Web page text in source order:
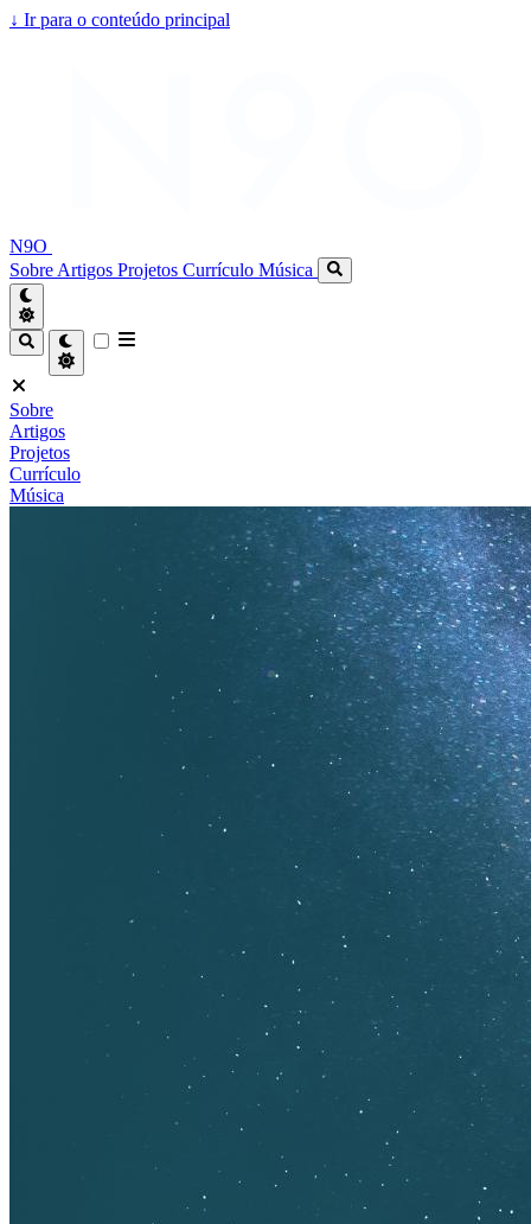
↓ Ir para o conteúdo principal
N9O
Sobre Artigos Projetos Currículo Música
Sobre
Artigos
Projetos
Currículo
Música